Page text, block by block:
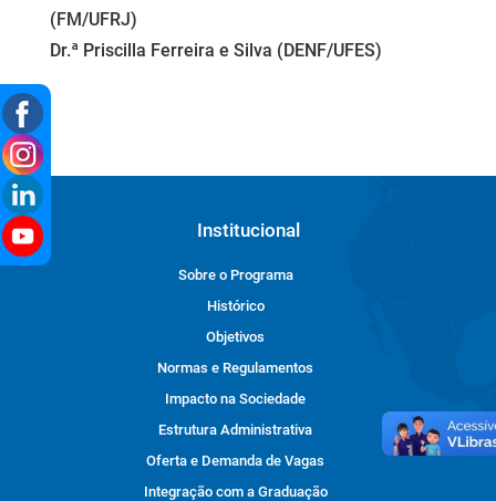
(FM/UFRJ)
Dr.ª Priscilla Ferreira e Silva (DENF/UFES)
Institucional
Sobre o Programa
Histórico
Objetivos
Normas e Regulamentos
Impacto na Sociedade
Estrutura Administrativa
Oferta e Demanda de Vagas
Integração com a Graduação